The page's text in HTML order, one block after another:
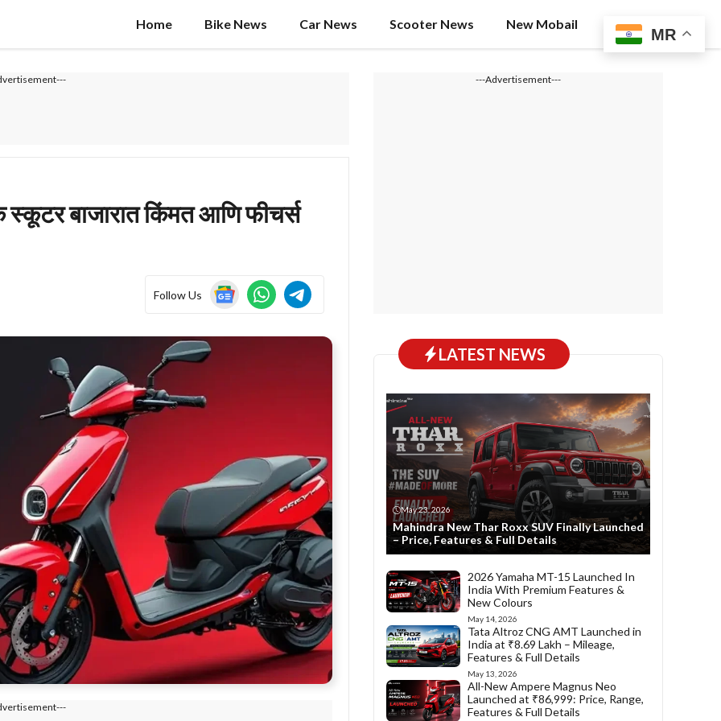
Home Bike News Car News Scooter News New Mobail
बाजारात किंमत आणि फीचर्स
Follow Us
---Advertisement---
LATEST NEWS
May 23, 2026
Mahindra New Thar Roxx SUV Finally Launched
– Price, Features & Full Details
2026 Yamaha MT-15 Launched In
India With Premium Features &
New Colours
May 14, 2026
Tata Altroz CNG AMT Launched in
India at ₹8.69 Lakh – Mileage,
Features & Full Details
May 13, 2026
All-New Ampere Magnus Neo
Launched at ₹86,999: Price, Range,
Features & Full Details
MR